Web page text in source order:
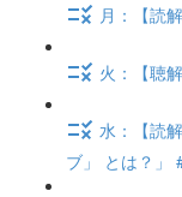
月：【読
火：【聴
水：【読
ブ」 とは？」